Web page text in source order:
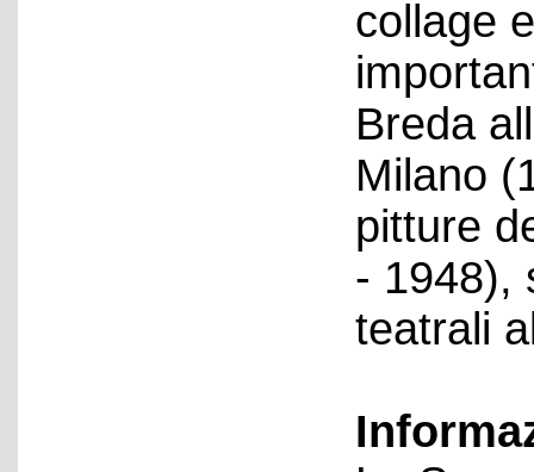
collage
Breda
Milano
pitture
- 1948),
teatrali